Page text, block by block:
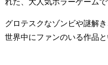
グロテスクなゾンビや謎解
世界中にファンのいる作品と